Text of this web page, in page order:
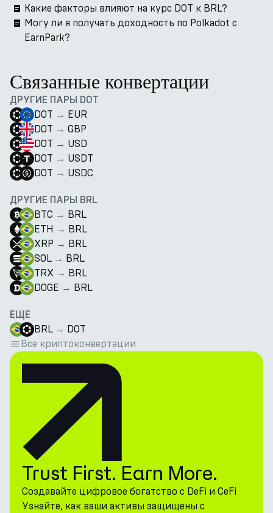
Какие факторы влияют на курс DOT к BRL?
Могу ли я получать доходность по Polkadot с
EarnPark?
Связанные конвертации
ДРУГИЕ ПАРЫ DOT
DOT → EUR
DOT → GBP
DOT → USD
DOT → USDT
DOT → USDC
ДРУГИЕ ПАРЫ BRL
BTC → BRL
ETH → BRL
XRP → BRL
SOL → BRL
TRX → BRL
DOGE → BRL
ЕЩЕ
BRL → DOT
Все криптоконвертации
Trust First. Earn More.
Создавайте цифровое богатство с DeFi и CeFi
Узнайте, как ваши активы защищены с